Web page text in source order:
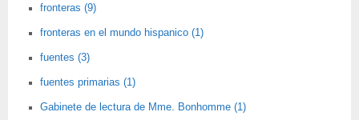
fronteras (9)
fronteras en el mundo hispanico (1)
fuentes (3)
fuentes primarias (1)
Gabinete de lectura de Mme. Bonhomme (1)